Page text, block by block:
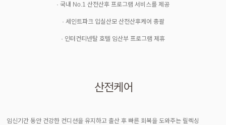
· 국내 No.1 산전산후 프로그램 서비스를 제공
· 세인트파크 입실산모 산전산후케어 총괄
· 인터컨티넨탈 호텔 임산부 프로그램 제휴
산전케어
임신기간 동안 건강한 컨디션을 유지하고 출산 후 빠른 회복을 도와주는 릴렉싱